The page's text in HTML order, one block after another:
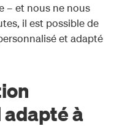
– et nous ne nous
il est possible de
et adapté
à